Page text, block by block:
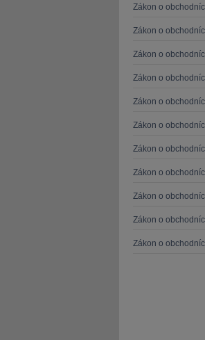
Zákon o
Zákon o
Zákon o
Zákon o
Zákon o
Zákon o
Zákon o
Zákon o
Zákon o
Zákon o
Zákon o